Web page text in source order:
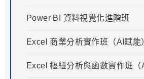
Power BI 資料視覺化進階班
Excel 商業分析實作班（AI賦能
Excel 樞紐分析與函數實作班（